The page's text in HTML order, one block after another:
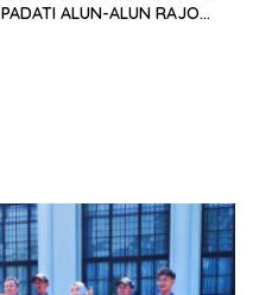
PADATI ALUN-ALUN RAJO